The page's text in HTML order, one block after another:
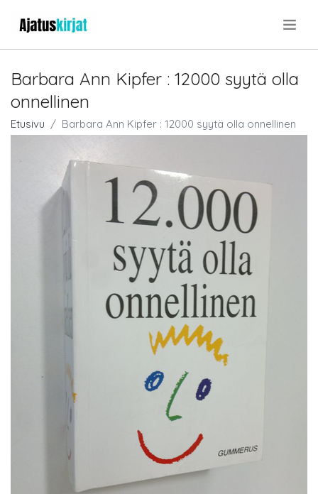
Barbara Ann Kipfer : 12000 syytä olla
onnellinen
Etusivu Barbara Ann Kipfer : 12000 syytä olla onnellinen